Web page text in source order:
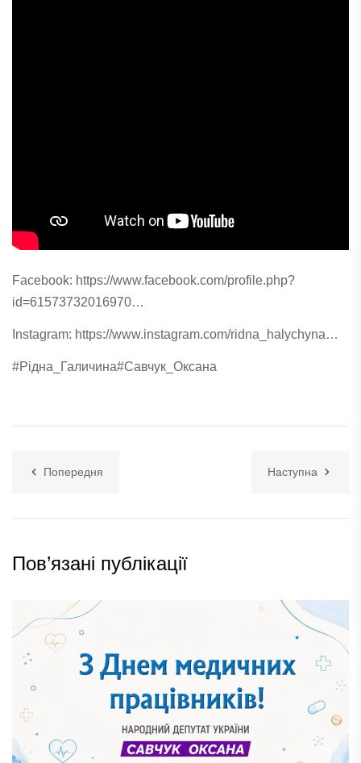
Facebook: https://www.facebook.com/profile.php?
id=61573732016970…
Instagram: https://www.instagram.com/ridna_halychyna…
#Рідна_Галичина#Савчук_Оксана
Попередня Наступна
Пов’язані публікації